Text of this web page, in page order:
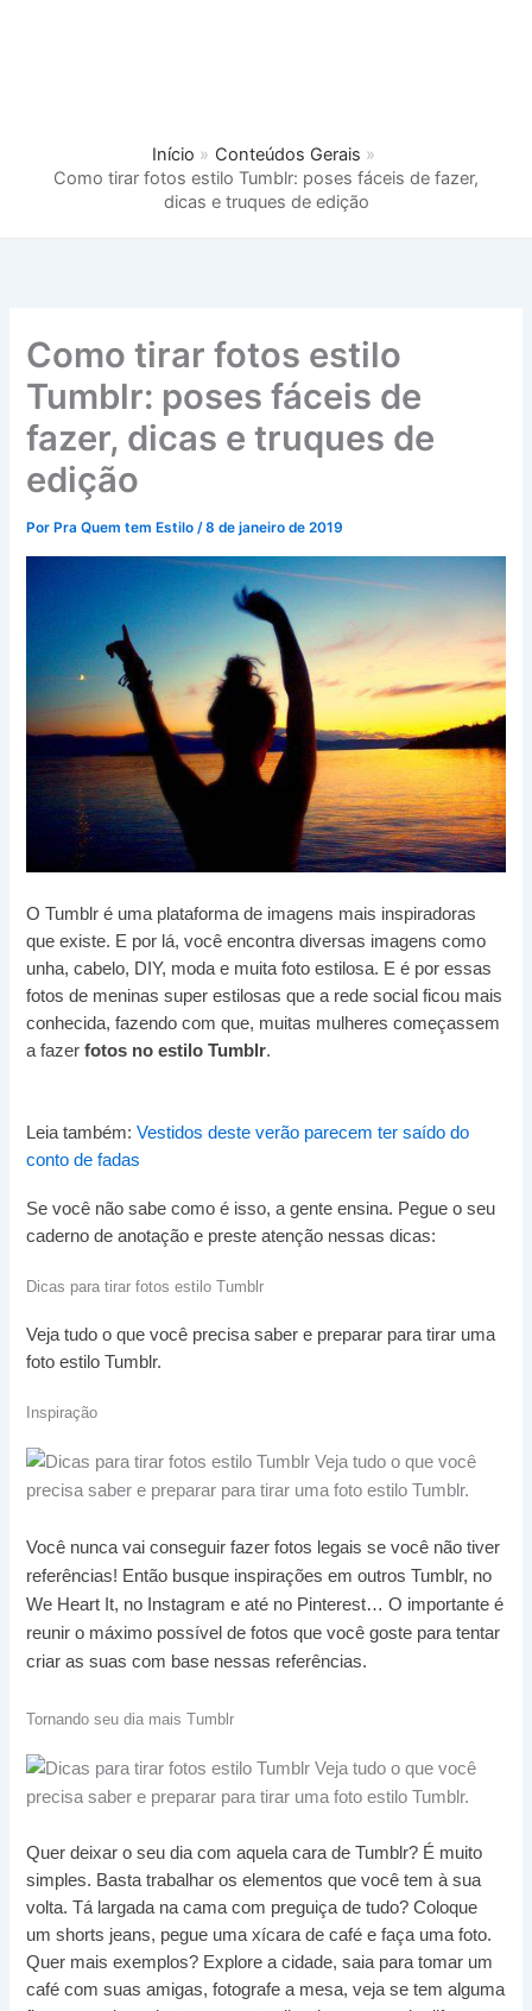
Início
Conteúdos Gerais
Como tirar fotos estilo Tumblr: poses fáceis de fazer,
dicas e truques de edição
Como tirar fotos estilo
Tumblr: poses fáceis de
fazer, dicas e truques de
edição
Por Pra Quem tem Estilo/8 de janeiro de 2019
O Tumblr é uma plataforma de imagens mais inspiradoras
que existe. E por lá, você encontra diversas imagens como
unha, cabelo, DIY, moda e muita foto estilosa. E é por essas
fotos de meninas super estilosas que a rede social ficou mais
conhecida, fazendo com que, muitas mulheres começassem
a fazerfotos no estilo Tumblr.
Leia também:Vestidos deste verão parecem ter saído do
conto de fadas
Se você não sabe como é isso, a gente ensina. Pegue o seu
caderno de anotação e preste atenção nessas dicas:
Dicas para tirar fotos estilo Tumblr
Veja tudo o que você precisa saber e preparar para tirar uma
foto estilo Tumblr.
Inspiração
Você nunca vai conseguir fazer fotos legais se você não tiver
referências! Então busque inspirações em outros Tumblr, no
We Heart It, no Instagram e até no Pinterest… O importante é
reunir o máximo possível de fotos que você goste para tentar
criar as suas com base nessas referências.
Tornando seu dia mais Tumblr
Quer deixar o seu dia com aquela cara de Tumblr? É muito
simples. Basta trabalhar os elementos que você tem à sua
volta. Tá largada na cama com preguiça de tudo? Coloque
um shorts jeans, pegue uma xícara de café e faça uma foto.
Quer mais exemplos? Explore a cidade, saia para tomar um
café com suas amigas, fotografe a mesa, veja se tem alguma